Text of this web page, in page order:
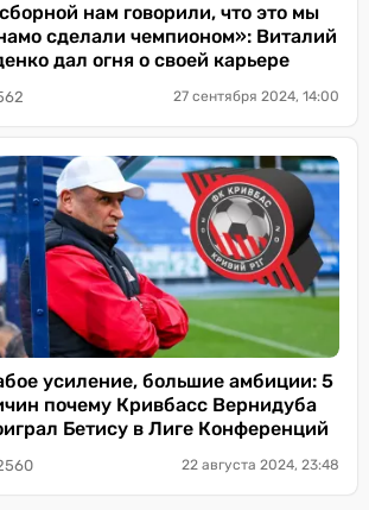
нам говорили, что это мы
сделали чемпионом»: Виталий
дал огня о своей карьере
27 сентября 2024, 14:00
усиление, большие амбиции: 5
почему Кривбасс Вернидуба
Бетису в Лиге Конференций
22 августа 2024, 23:48